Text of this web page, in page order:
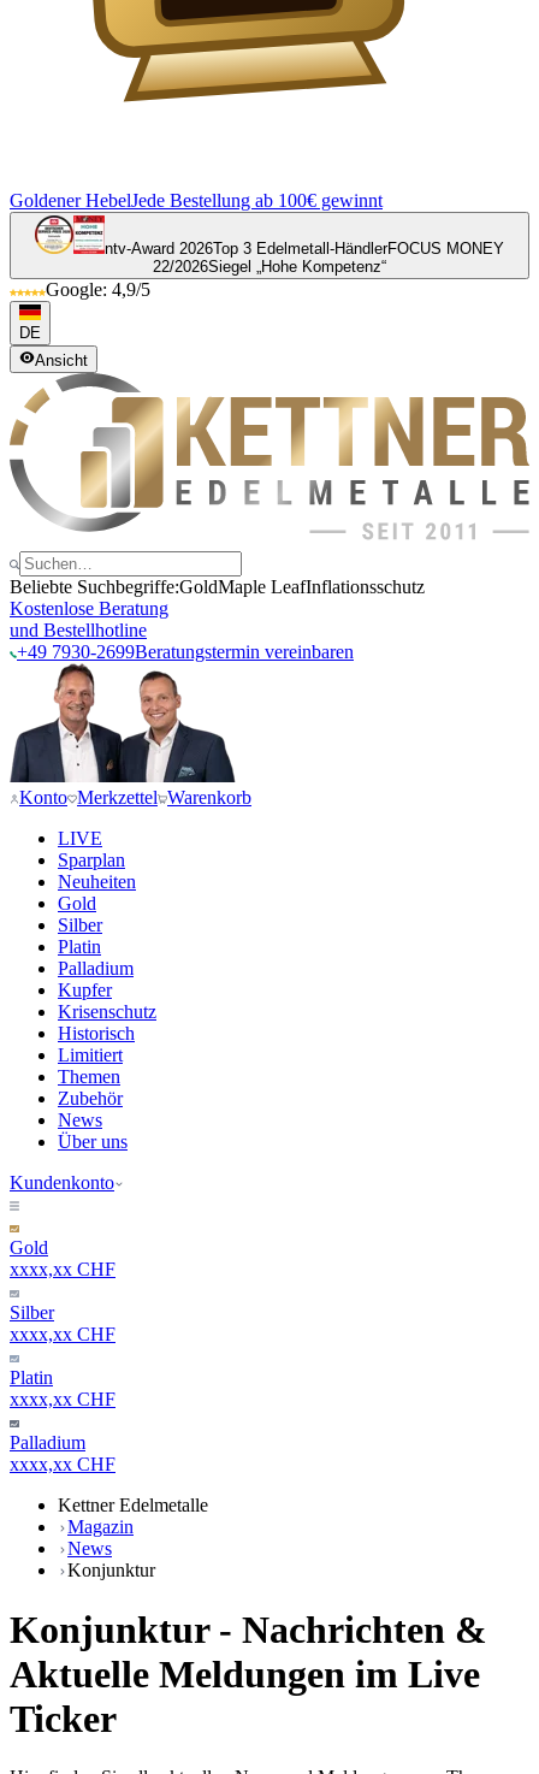
Goldener HebelJede Bestellung ab 100€ gewinnt
ntv-Award 2026Top 3 Edelmetall-HändlerFOCUS MONEY
22/2026Siegel „Hohe Kompetenz“
Google: 4,9/5
DE
Ansicht
Beliebte Suchbegriffe:GoldMaple LeafInflationsschutz
Kostenlose Beratung
und Bestellhotline
+49 7930-2699Beratungstermin vereinbaren
Konto Merkzettel Warenkorb
LIVE
Sparplan
Neuheiten
Gold
Silber
Platin
Palladium
Kupfer
Krisenschutz
Historisch
Limitiert
Themen
Zubehör
News
Über uns
Kundenkonto
Gold
xxxx,xx CHF
Silber
xxxx,xx CHF
Platin
xxxx,xx CHF
Palladium
xxxx,xx CHF
Kettner Edelmetalle
Magazin
News
Konjunktur
Konjunktur - Nachrichten &
Aktuelle Meldungen im Live
Ticker